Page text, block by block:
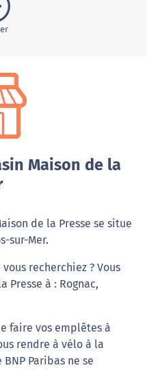
Maison de la
de la Presse se situe
sur-Mer.
recherchiez ? Vous
Presse à : Rognac,
faire vos emplêtes à
rendre à vélo à la
Paribas ne se